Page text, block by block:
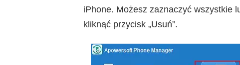
iPhone. Możesz zaznaczyć wszystkie
kliknąć przycisk „Usuń”.